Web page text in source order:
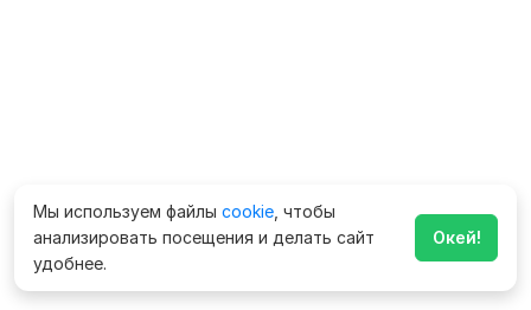
Мы используем файлы cookie , чтобы
анализировать посещения и делать сайт
удобнее.
Окей!